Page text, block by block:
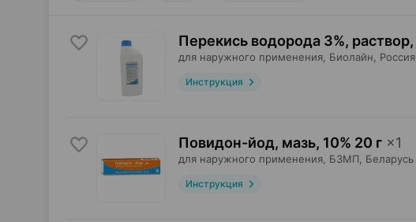
Перекись водорода 3%, раствор,
для наружного применения, Биолайн , Россия
Инструкция
Повидон-йод, мазь, 10% 20 г ×1
для наружного применения, БЗМП , Беларусь
Инструкция